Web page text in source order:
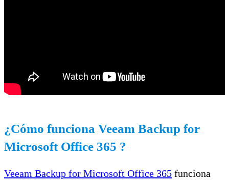
¿Cómo funciona Veeam Backup for
Microsoft Office 365 ?
Veeam Backup for Microsoft Office 365 funciona